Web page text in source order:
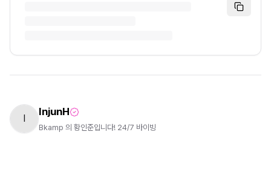
I
InjunH
Bkamp 의 황인준입니다! 24/7 바이빙